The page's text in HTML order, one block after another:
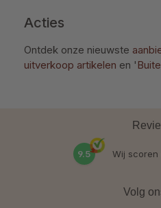
Acties
Ontdek onze nieuwste
uitverkoop artikelen en '
9.5 Wij scoren
Volg